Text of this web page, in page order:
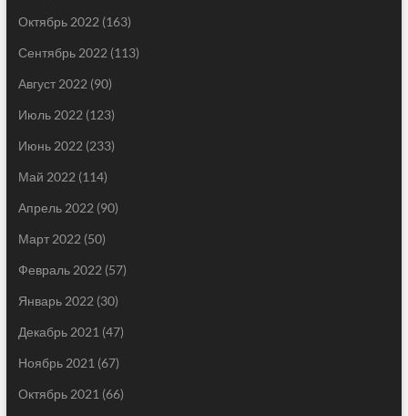
Октябрь 2022 (163)
Сентябрь 2022 (113)
Август 2022 (90)
Июль 2022 (123)
Июнь 2022 (233)
Май 2022 (114)
Апрель 2022 (90)
Март 2022 (50)
Февраль 2022 (57)
Январь 2022 (30)
Декабрь 2021 (47)
Ноябрь 2021 (67)
Октябрь 2021 (66)